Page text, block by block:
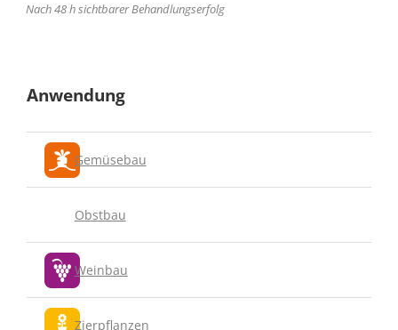
Nach 48 h sichtbarer Behandlungserfolg
Anwendung
Gemüsebau
Obstbau
Weinbau
Zierpflanzen